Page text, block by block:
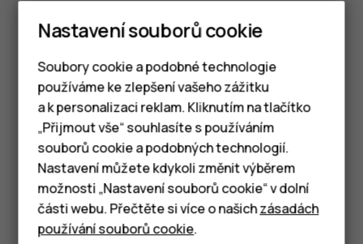
Chytré telefony
Tlačítkové telefony
Tablety
například v budovách nebo mezi vysokými
polohy zapnout síť Wi-Fi.
Pomohlo vám to?
Ano Ne
Nastavení souborů cookie
Soubory cookie a podobné technologie
používáme ke zlepšení vašeho zážitku
a k personalizaci reklam. Kliknutím na tlačítko
„Přijmout vše“ souhlasíte s používáním
souborů cookie a podobných technologií.
Nastavení můžete kdykoli změnit výběrem
možnosti „Nastavení souborů cookie“ v dolní
části webu. Přečtěte si více o našichzásadách
používání souborů cookie.